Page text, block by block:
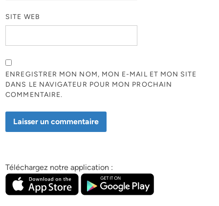
SITE WEB
ENREGISTRER MON NOM, MON E-MAIL ET MON SITE
DANS LE NAVIGATEUR POUR MON PROCHAIN
COMMENTAIRE.
Téléchargez notre application :